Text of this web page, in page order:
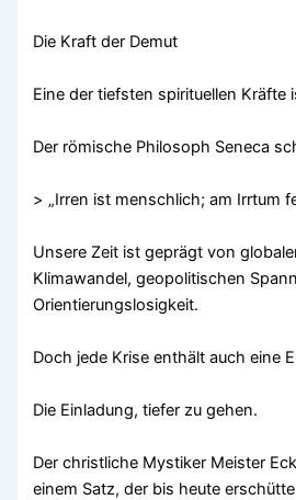
Die Kraft der Demut
Eine der tiefsten spirituellen Kräfte
Der römische Philosoph Seneca
> „Irren ist menschlich; am Irrtum
Unsere Zeit ist geprägt von
Klimawandel, geopolitischen
Orientierungslosigkeit.
Doch jede Krise enthält auch eine
Die Einladung, tiefer zu gehen.
Der christliche Mystiker Meister
einem Satz, der bis heute